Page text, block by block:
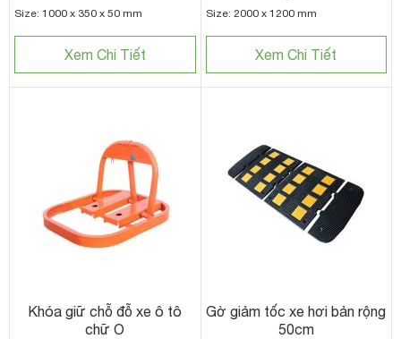
Size: 1000 x 350 x 50 mm
Xem Chi Tiết
Size: 2000 x 1200 mm
Xem Chi Tiết
Khóa giữ chỗ đỗ xe ô tô
chữ O
Gờ giảm tốc xe hơi bản rộng
50cm